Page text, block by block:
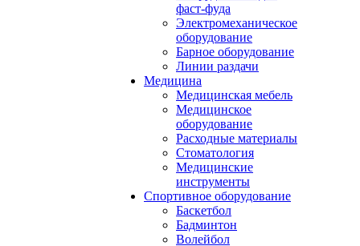
фаст-фуда
Электромеханическое
оборудование
Барное оборудование
Линии раздачи
Медицина
Медицинская мебель
Медицинское
оборудование
Расходные материалы
Стоматология
Медицинские
инструменты
Спортивное оборудование
Баскетбол
Бадминтон
Волейбол